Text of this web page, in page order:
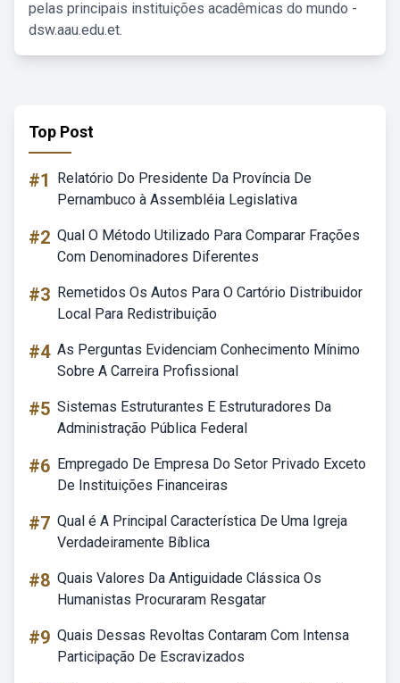
pelas principais instituições acadêmicas do mundo -
dsw.aau.edu.et.
Top Post
#1
Relatório Do Presidente Da Província De
Pernambuco à Assembléia Legislativa
#2 Qual O Método Utilizado Para Comparar Frações
Com Denominadores Diferentes
#3 Remetidos Os Autos Para O Cartório Distribuidor
Local Para Redistribuição
#4 As Perguntas Evidenciam Conhecimento Mínimo
Sobre A Carreira Profissional
#5 Sistemas Estruturantes E Estruturadores Da
Administração Pública Federal
#6 Empregado De Empresa Do Setor Privado Exceto
De Instituições Financeiras
#7 Qual é A Principal Característica De Uma Igreja
Verdadeiramente Bíblica
#8 Quais Valores Da Antiguidade Clássica Os
Humanistas Procuraram Resgatar
#9 Quais Dessas Revoltas Contaram Com Intensa
Participação De Escravizados